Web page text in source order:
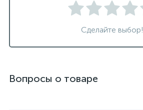
черные подвесные светильники
Сделайте выбор!
Вопросы о товаре